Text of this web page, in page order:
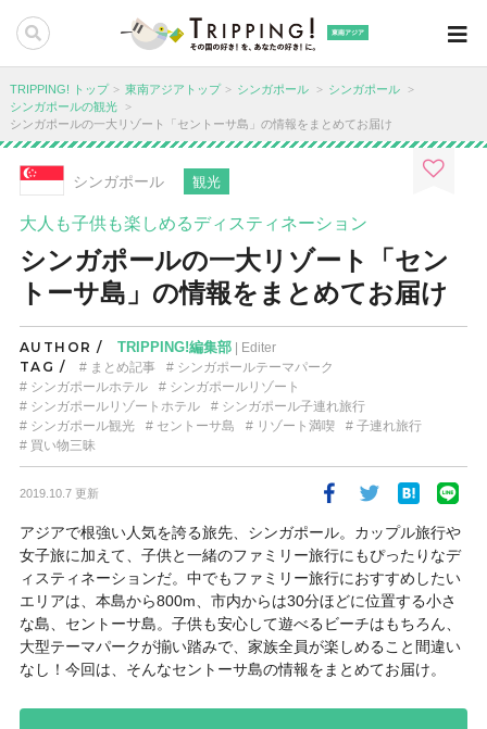
東南アジア
TRIPPING! トップ 東南アジアトップ シンガポール
シンガポール
シンガポールの観光
シンガポールの一大リゾート「セントーサ島」の情報をまとめてお届け
シンガポール 観光
大人も子供も楽しめるディスティネーション
シンガポールの一大リゾート「セン
トーサ島」の情報をまとめてお届け
AUTHOR / TRIPPING!編集部| Editer
TAG / まとめ記事
シンガポールテーマパーク
シンガポールホテル
シンガポールリゾート
シンガポールリゾートホテル
シンガポール子連れ旅行
シンガポール観光
セントーサ島 リゾート満喫
子連れ旅行
買い物三昧
2019.10.7 更新
アジアで根強い人気を誇る旅先、シンガポール。カップル旅行や
女子旅に加えて、子供と一緒のファミリー旅行にもぴったりなデ
ィスティネーションだ。中でもファミリー旅行におすすめしたい
エリアは、本島から800m、市内からは30分ほどに位置する小さ
な島、セントーサ島。子供も安心して遊べるビーチはもちろん、
大型テーマパークが揃い踏みで、家族全員が楽しめること間違い
なし！今回は、そんなセントーサ島の情報をまとめてお届け。